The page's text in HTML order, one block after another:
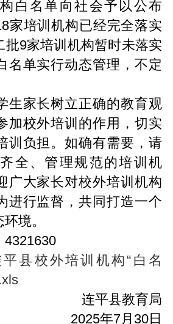
白名单向社会予以公布
家培训机构已经完全落实
批9家培训机构暂时未落实
名单实行动态管理，不定
家长树立正确的教育观
加校外培训的作用，切实
训负担。如确有需要，请
全、管理规范的培训机
广大家长对校外培训机构
进行监督，共同打造一个
境。
平县校外培训机构“白名
连平县教育局
2025年7月30日